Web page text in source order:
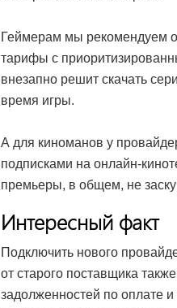
Геймерам мы рекомендуем
тарифы с
внезапно решит скачать
время игры.
А для киноманов у
подписками на онлайн-
премьеры, в общем, не
Интересный факт
Подключить нового
от старого поставщика
задолженностей по оплате